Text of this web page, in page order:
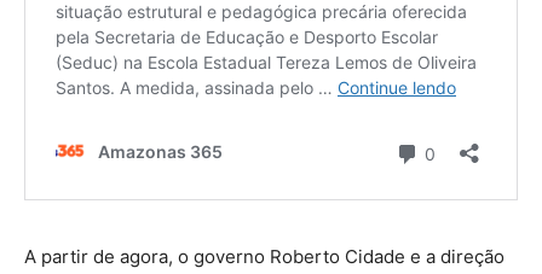
A partir de agora, o governo Roberto Cidade e a direção